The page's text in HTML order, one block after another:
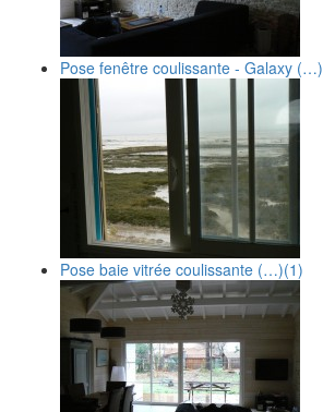
Pose fenêtre coulissante - Galaxy (…)
Pose baie vitrée coulissante (…)(1)